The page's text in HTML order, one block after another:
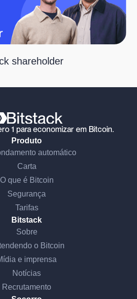
shareholder
1 para economizar em Bitcoin.
Produto
automático
Carta
O que é Bitcoin
Segurança
Tarifas
Bitstack
Sobre
o Bitcoin
e imprensa
Notícias
Recrutamento